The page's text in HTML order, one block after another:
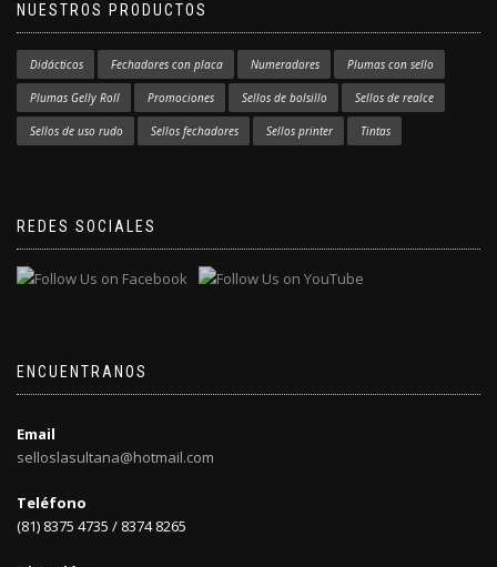
NUESTROS PRODUCTOS
Didácticos Fechadores con placa Numeradores Plumas con sello
Plumas Gelly Roll Promociones Sellos de bolsillo Sellos de realce
Sellos de uso rudo Sellos fechadores Sellos printer Tintas
REDES SOCIALES
ENCUENTRANOS
Email
selloslasultana@hotmail.com
Teléfono
(81) 8375 4735 / 8374 8265